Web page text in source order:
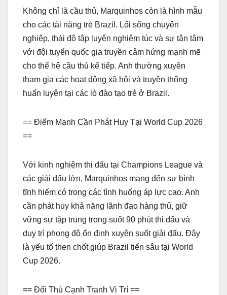
Không chỉ là cầu thủ, Marquinhos còn là hình mẫu
cho các tài năng trẻ Brazil. Lối sống chuyên
nghiệp, thái độ tập luyện nghiêm túc và sự tận tâm
với đội tuyển quốc gia truyền cảm hứng mạnh mẽ
cho thế hệ cầu thủ kế tiếp. Anh thường xuyên
tham gia các hoạt động xã hội và truyền thống
huấn luyện tại các lò đào tạo trẻ ở Brazil.
== Điểm Mạnh Cần Phát Huy Tại World Cup 2026
==
Với kinh nghiệm thi đấu tại Champions League và
các giải đấu lớn, Marquinhos mang đến sự bình
tĩnh hiếm có trong các tình huống áp lực cao. Anh
cần phát huy khả năng lãnh đạo hàng thủ, giữ
vững sự tập trung trong suốt 90 phút thi đấu và
duy trì phong độ ổn định xuyên suốt giải đấu. Đây
là yếu tố then chốt giúp Brazil tiến sâu tại World
Cup 2026.
== Đối Thủ Cạnh Tranh Vị Trí ==